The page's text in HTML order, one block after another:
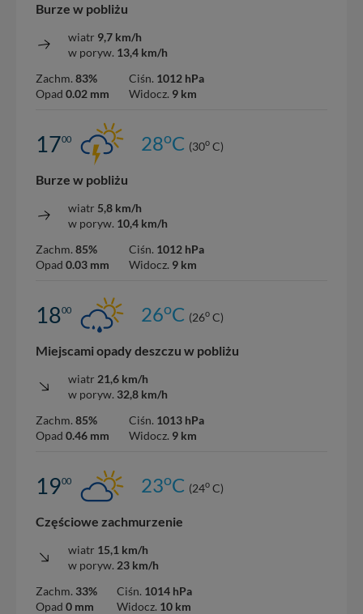
Burze w pobliżu
wiatr 9,7 km/h
w poryw. 13,4 km/h
Zachm. 83%
Opad 0.02 mm
Ciśn. 1012 hPa
Widocz. 9 km
1700 28oC (30o C)
Burze w pobliżu
wiatr 5,8 km/h
w poryw. 10,4 km/h
Zachm. 85%
Opad 0.03 mm
Ciśn. 1012 hPa
Widocz. 9 km
1800 26oC (26o C)
Miejscami opady deszczu w pobliżu
wiatr 21,6 km/h
w poryw. 32,8 km/h
Zachm. 85%
Opad 0.46 mm
Ciśn. 1013 hPa
Widocz. 9 km
1900 23oC (24o C)
Częściowe zachmurzenie
wiatr 15,1 km/h
w poryw. 23 km/h
Zachm. 33%
Opad 0 mm
Ciśn. 1014 hPa
Widocz. 10 km